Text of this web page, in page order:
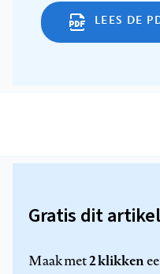
LEES DE
Gratis dit
Maak met2 klikken